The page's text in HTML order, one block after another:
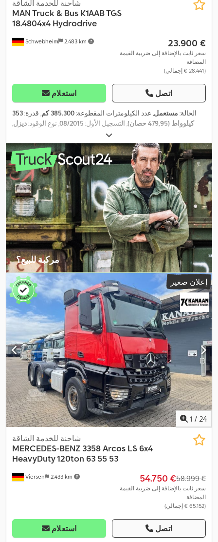
Schwebheim 2.483 km
شاحنة للخدمة الشاقة
MAN Truck & Bus K1AAB TGS
18.4804x4 Hydrodrive
‏23.900 €
سعر ثابت بالإضافة إلى ضريبة القيمة
المضافة
(‏28.441 € إجمالي)
استعلام اتصل
الحالة: مستعمل, عدد الكيلومترات المقطوعة:385.300 كم , قدرة:353
كيلوواط (479,95 حصان)
, التسجيل الأول: 08/2015, نوع الوقود:ديزل,
, الوزن الأقصى للحمولة:
الإجمالي:18.000 كجم , مقاس الإطار: 315/70R22,5 156/- L, تكوين
المحور:
محورين, وقود:ديزل, لون:آخر, كابينة السائق:آخر , نوع التروس:
ميكانيكي, فئة الانبعاثات:يورو 6 , تعليق:فولاذ-هواء, مقاس الإطار
الأمامي: 315/70R22,5 156/- L , مقاس الإطار الخلفي:
-/150L
, معدات: تكييف الهواء, دفع رباعي, مثبت السرعة, نظام الفرامل
المانعة للانغلاق (ABS), نظام الملاحة,
مركبة للبيع؟
إنشاء إعلان إعلان صغير
1 / 24
Viersen 2.433 km
شاحنة للخدمة الشاقة
MERCEDES-BENZ 3358 Arcos LS 6x4
HeavyDuty 120ton 63 55 53
‏54.750 € ‏58.999 €
سعر ثابت بالإضافة إلى ضريبة القيمة
المضافة
(‏65.152 € إجمالي)
استعلام اتصل